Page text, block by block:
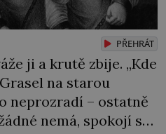
PŘEHRÁT
ji a krutě zbije. „Kde
na starou
neprozradí – ostatně
nemá, spokojí se